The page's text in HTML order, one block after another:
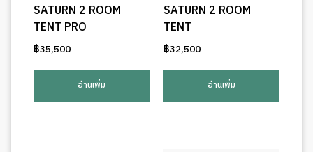
SATURN 2 ROOM
TENT PRO
฿35,500
อ่านเพิ่ม
SATURN 2 ROOM
TENT
฿32,500
อ่านเพิ่ม